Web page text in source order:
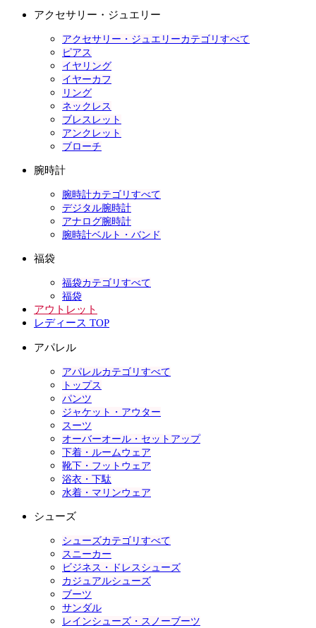
アクセサリー・ジュエリー
アクセサリー・ジュエリーカテゴリすべて
ピアス
イヤリング
イヤーカフ
リング
ネックレス
ブレスレット
アンクレット
ブローチ
腕時計
腕時計カテゴリすべて
デジタル腕時計
アナログ腕時計
腕時計ベルト・バンド
福袋
福袋カテゴリすべて
福袋
アウトレット
レディース TOP
アパレル
アパレルカテゴリすべて
トップス
パンツ
ジャケット・アウター
スーツ
オーバーオール・セットアップ
下着・ルームウェア
靴下・フットウェア
浴衣・下駄
水着・マリンウェア
シューズ
シューズカテゴリすべて
スニーカー
ビジネス・ドレスシューズ
カジュアルシューズ
ブーツ
サンダル
レインシューズ・スノーブーツ